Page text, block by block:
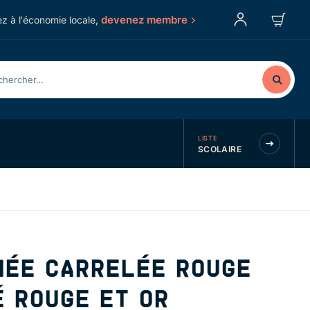
à l'économie locale, devenez membre
LISTE
SCOLAIRE
CARRELÉE ROUGE
ET OR